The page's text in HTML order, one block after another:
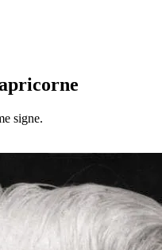
signe.